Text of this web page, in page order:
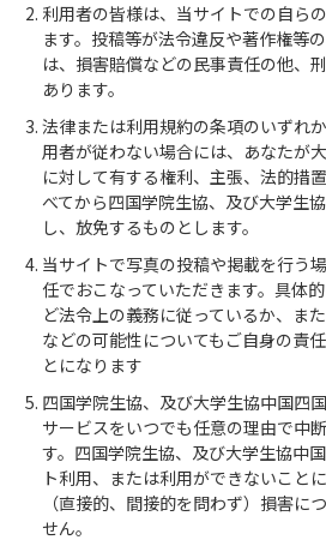
利用者の皆様は、当サイトでの自ら
ます。投稿等が法令違反や著作権等
は、損害賠償などの民事責任の他、
あります。
法律または利用規約の条項のいずれ
用者が従わない場合には、あなたが
に対して有する権利、主張、法的措
べてから四国学院生協、及び大学生
し、放免するものとします。
当サイトで写真の投稿や掲載を行う
任でおこなっていただきます。具体
ど法令上の義務に従っているか、ま
などの可能性についてもご自身の責
とになります
四国学院生協、及び大学生協中国四
サービスをいつでも任意の理由で中
す。四国学院生協、及び大学生協中
ト利用、または利用ができないこと
（直接的、間接的を問わず）損害に
せん。